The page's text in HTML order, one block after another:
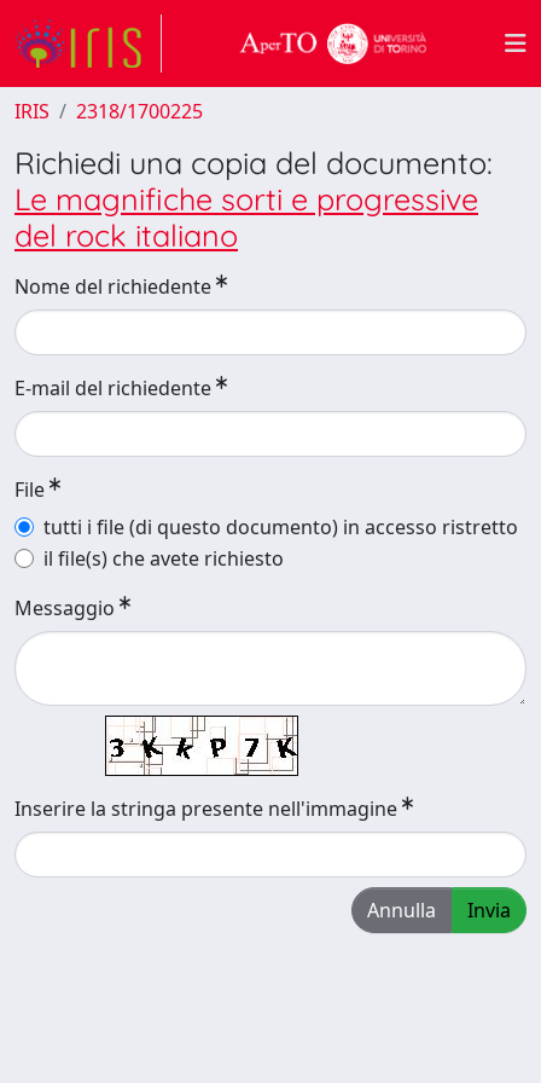
IRIS 2318/1700225
Richiedi una copia del documento:
Le magnifiche sorti e progressive
del rock italiano
Nome del richiedente
E-mail del richiedente
File
tutti i file (di questo documento) in accesso ristretto
il file(s) che avete richiesto
Messaggio
Inserire la stringa presente nell'immagine
Annulla Invia